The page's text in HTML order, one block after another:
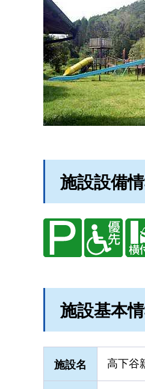
施設設備
施設基本
施設名 高下谷